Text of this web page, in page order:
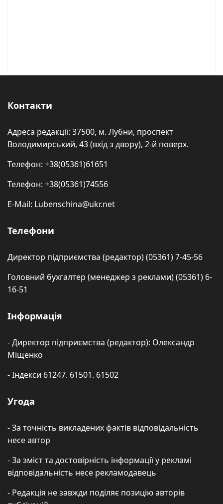
Контакти
Адреса редакції: 37500, м. Лубни, проспект
Володимирський, 43 (вхід з двору), 2-й поверх.
Телефон: +38(05361)61651
Телефон: +38(05361)74556
E-Mail: Lubenschina@ukr.net
Телефони
Директор підприємства (редактор) (05361) 7-45-56
Головний бухгалтер (менеджер з реклами) (05361) 6-
16-51
Інформація
- Директор підприємства (редактор): Олександр
Міщенко
- Індекси 61247. 61501. 61502
Угода
- За точність викладених фактів відповідальність
несе автор
- За зміст та достовірність інформації у рекламі
відповідальність несе рекламодавець
- Редакція не завжди поділяє позицію авторів